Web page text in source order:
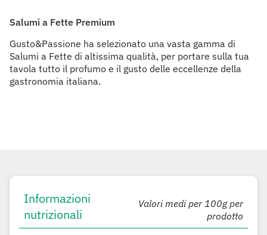
Salumi a Fette Premium
Gusto&Passione ha selezionato una vasta gamma di
Salumi a Fette di altissima qualità, per portare sulla tua
tavola tutto il profumo e il gusto delle eccellenze della
gastronomia italiana.
Informazioni
nutrizionali
Valori medi per 100g per
prodotto